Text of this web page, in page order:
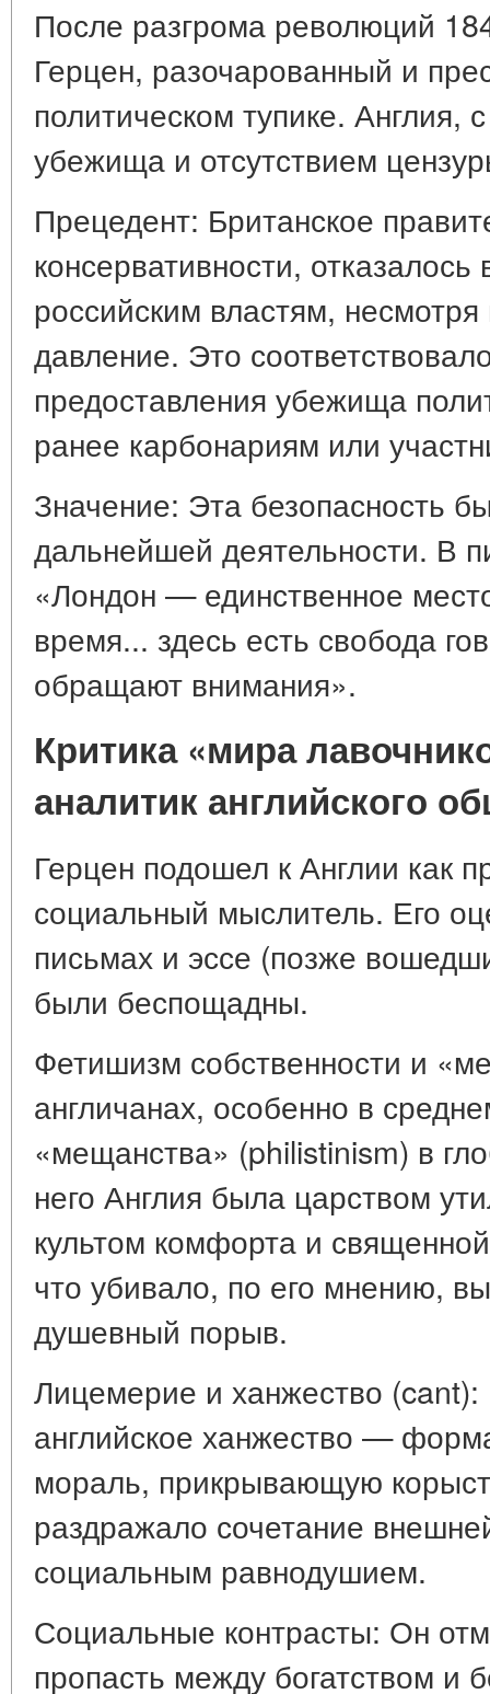
После разгрома революций
Герцен, разочарованный и
политическом тупике. Англия,
убежища и отсутствием
Прецедент: Британское
консервативности,
российским властям,
давление. Это
предоставления убежища
ранее карбонариям или
Значение: Эта безопасность
дальнейшей деятельности. В
«Лондон — единственное
время... здесь есть свобода
обращают внимания».
Критика «мира
аналитик английского
Герцен подошел к Англии как
социальный мыслитель. Его
письмах и эссе (позже
были беспощадны.
Фетишизм собственности и
англичанах, особенно в
«мещанства» (philistinism) в
него Англия была царством
культом комфорта и
что убивало, по его мнению,
душевный порыв.
Лицемерие и ханжество (cant):
английское ханжество —
мораль, прикрывающую
раздражало сочетание
социальным равнодушием.
Социальные контрасты: Он
пропасть между богатством и